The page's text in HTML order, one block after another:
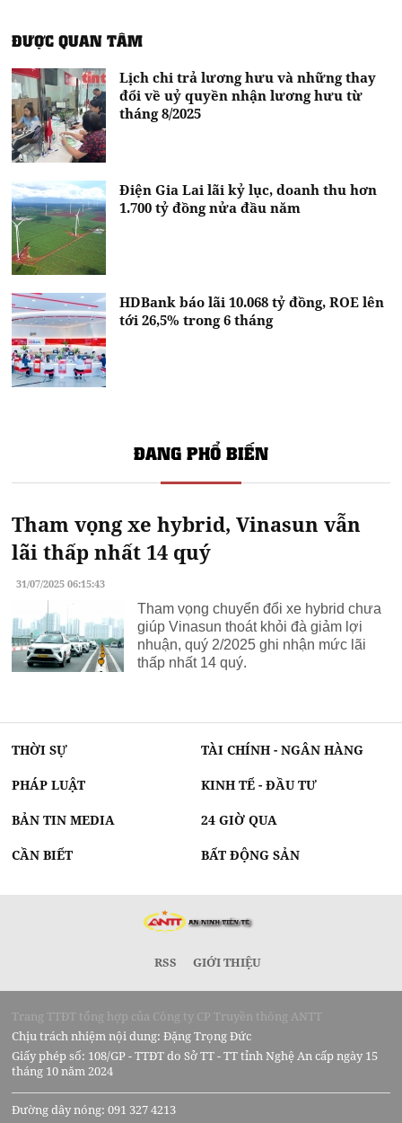
ĐƯỢC QUAN TÂM
Lịch chi trả lương hưu và những thay
đổi về uỷ quyền nhận lương hưu từ
tháng 8/2025
Điện Gia Lai lãi kỷ lục, doanh thu hơn
1.700 tỷ đồng nửa đầu năm
HDBank báo lãi 10.068 tỷ đồng, ROE lên
tới 26,5% trong 6 tháng
ĐANG PHỔ BIẾN
Tham vọng xe hybrid, Vinasun vẫn
lãi thấp nhất 14 quý
31/07/2025 06:15:43
Tham vọng chuyển đổi xe hybrid chưa
giúp Vinasun thoát khỏi đà giảm lợi
nhuận, quý 2/2025 ghi nhận mức lãi
thấp nhất 14 quý.
THỜI SỰ TÀI CHÍNH - NGÂN HÀNG
PHÁP LUẬT KINH TẾ - ĐẦU TƯ
BẢN TIN MEDIA 24 GIỜ QUA
CẦN BIẾT BẤT ĐỘNG SẢN
RSS GIỚI THIỆU
Trang TTĐT tổng hợp của Công ty CP Truyền thông ANTT
Chịu trách nhiệm nội dung: Đặng Trọng Đức
Giấy phép số: 108/GP - TTĐT do Sở TT - TT tỉnh Nghệ An cấp ngày 15
tháng 10 năm 2024
Đường dây nóng: 091 327 4213